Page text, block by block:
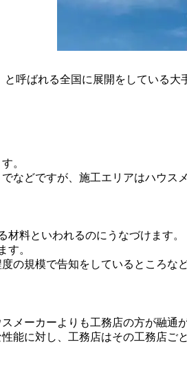
ばれる全国に展開をしている大
。
などですが、施工エリアはハウス
料といわれるのにうなづけます。
す。
の規模で告知をしているところなど
メーカーよりも工務店の方が融通
能に対し、工務店はその工務店